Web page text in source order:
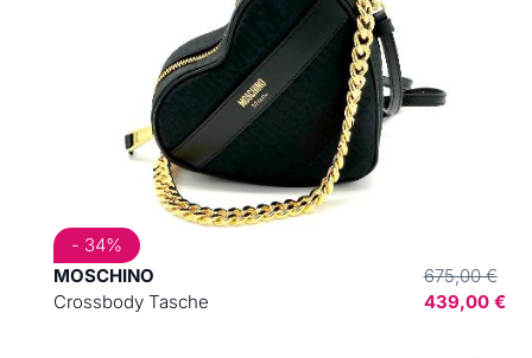
MOSCHINO
Crossbody Tasche
675,00 €
439,00 €
- 34%